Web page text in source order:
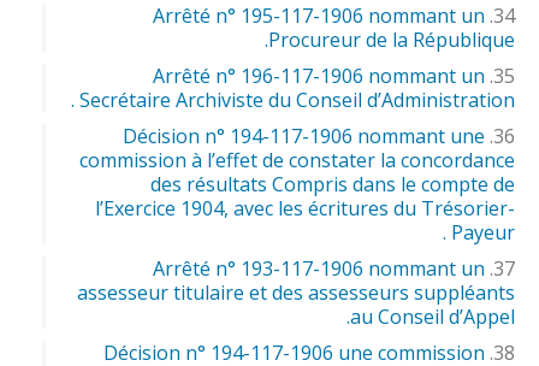
Arrêté n° 195-117-1906 nommant un
Procureur de la République.
Arrêté n° 196-117-1906 nommant un
Secrétaire Archiviste du Conseil d’Administration .
Décision n° 194-117-1906 nommant une
commission à l’effet de constater la concordance
des résultats Compris dans le compte de
l’Exercice 1904, avec les écritures du Trésorier-
Payeur .
Arrêté n° 193-117-1906 nommant un
assesseur titulaire et des assesseurs suppléants
au Conseil d’Appel.
Décision n° 194-117-1906 une commission